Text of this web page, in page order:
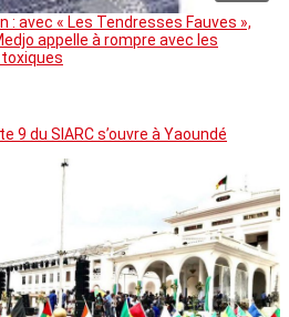
: avec « Les Tendresses Fauves »,
appelle à rompre avec les
9 du SIARC s’ouvre à Yaoundé